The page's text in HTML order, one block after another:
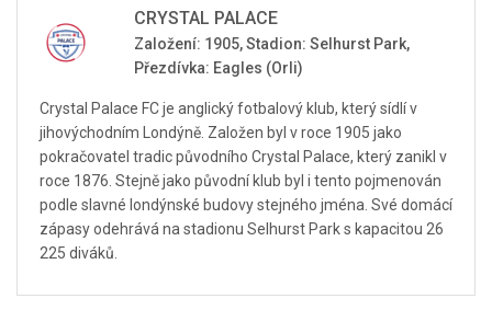
CRYSTAL PALACE
Založení: 1905, Stadion: Selhurst Park,
Přezdívka: Eagles (Orli)
Crystal Palace FC je anglický fotbalový klub, který sídlí v
jihovýchodním Londýně. Založen byl v roce 1905 jako
pokračovatel tradic původního Crystal Palace, který zanikl v
roce 1876. Stejně jako původní klub byl i tento pojmenován
podle slavné londýnské budovy stejného jména. Své domácí
zápasy odehrává na stadionu Selhurst Park s kapacitou 26
225 diváků.